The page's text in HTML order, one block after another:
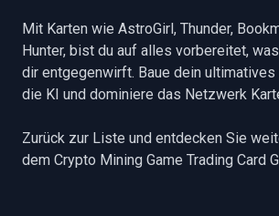
Mit Karten wie AstroGirl, Thunder,
Hunter, bist du auf alles vorbereitet,
dir entgegenwirft. Baue dein
die KI und dominiere das Netzwerk
Zurück zur Liste und entdecken Sie
dem Crypto Mining Game Trading Card